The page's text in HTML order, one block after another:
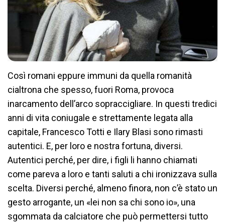
Così romani eppure immuni da quella romanità
cialtrona che spesso, fuori Roma, provoca
inarcamento dell’arco sopraccigliare. In questi tredici
anni di vita coniugale e strettamente legata alla
capitale, Francesco Totti e Ilary Blasi sono rimasti
autentici. E, per loro e nostra fortuna, diversi.
Autentici perché, per dire, i figli li hanno chiamati
come pareva a loro e tanti saluti a chi ironizzava sulla
scelta. Diversi perché, almeno finora, non c’è stato un
gesto arrogante, un «lei non sa chi sono io», una
sgommata da calciatore che può permettersi tutto